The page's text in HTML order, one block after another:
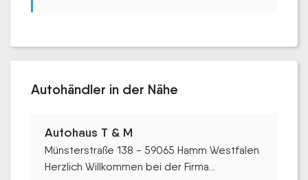
Autohändler in der Nähe
Autohaus T & M
Münsterstraße 138 - 59065 Hamm Westfalen
Herzlich Willkommen bei der Firma...